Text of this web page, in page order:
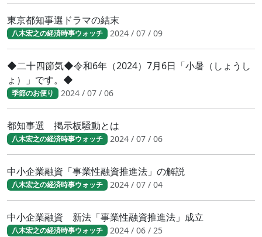
東京都知事選ドラマの結末
八木宏之の経済時事ウォッチ 2024 / 07 / 09
◆二十四節気◆令和6年（2024）7月6日「小暑（しょうし
ょ）」です。◆
季節のお便り 2024 / 07 / 06
都知事選 掲示板騒動とは
八木宏之の経済時事ウォッチ 2024 / 07 / 06
中小企業融資「事業性融資推進法」の解説
八木宏之の経済時事ウォッチ 2024 / 07 / 04
中小企業融資 新法「事業性融資推進法」成立
八木宏之の経済時事ウォッチ 2024 / 06 / 25